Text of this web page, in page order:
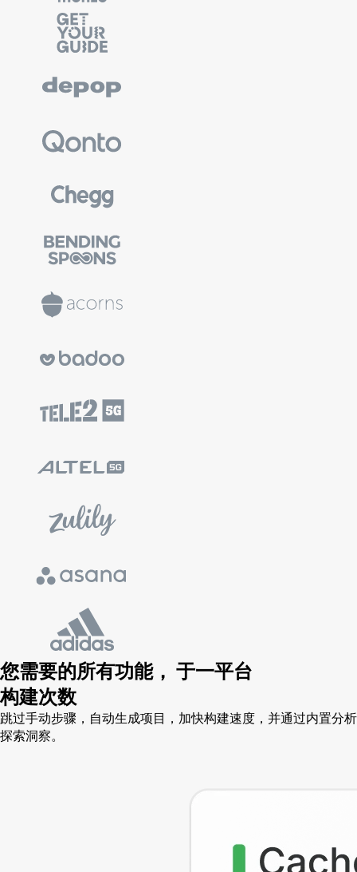
您需要的所有功能， 于一平台
构建次数
跳过手动步骤，自动生成项目，加快构建速度，并通过内置分析
探索洞察。